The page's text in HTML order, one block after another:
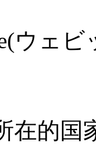
ウェ
在的国